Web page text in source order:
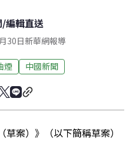
/編輯直送
30日新華網報導
煙 中國新聞
草案）》（以下簡稱草案）